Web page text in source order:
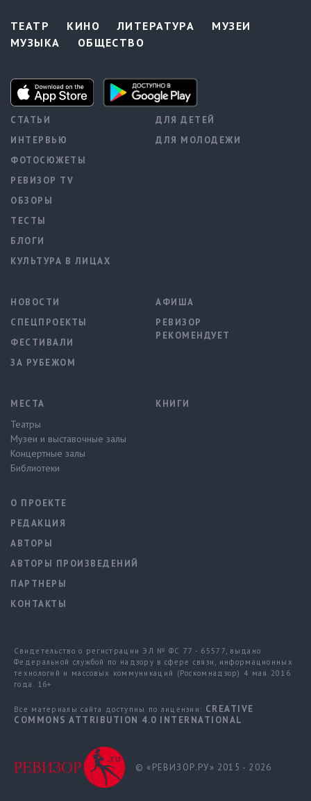
ТЕАТР КИНО ЛИТЕРАТУРА
МУЗЕИ
МУЗЫКА
ОБЩЕСТВО
СТАТЬИ
ИНТЕРВЬЮ
ФОТОСЮЖЕТЫ
РЕВИЗОР TV
ОБЗОРЫ
ТЕСТЫ
БЛОГИ
КУЛЬТУРА В ЛИЦАХ
ДЛЯ ДЕТЕЙ
ДЛЯ МОЛОДЕЖИ
НОВОСТИ
СПЕЦПРОЕКТЫ
ФЕСТИВАЛИ
ЗА РУБЕЖОМ
АФИША
РЕВИЗОР
РЕКОМЕНДУЕТ
МЕСТА
Театры
Музеи и выставочные залы
Концертные залы
Библиотеки
КНИГИ
О ПРОЕКТЕ
РЕДАКЦИЯ
АВТОРЫ
АВТОРЫ ПРОИЗВЕДЕНИЙ
ПАРТНЕРЫ
КОНТАКТЫ
Свидетельство о регистрации ЭЛ № ФС 77 - 65577, выдано
Федеральной службой по надзору в сфере связи, информационных
технологий и массовых коммуникаций (Роскомнадзор) 4 мая 2016
года. 16+
Все материалы сайта доступны по лицензии: CREATIVE
COMMONS ATTRIBUTION 4.0 INTERNATIONAL
© «РЕВИЗОР.РУ» 2015 - 2026